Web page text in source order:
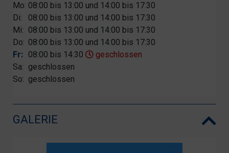
Mo: 08:00 bis 13:00 und 14:00 bis 17:30
Di:
08:00 bis 13:00 und 14:00 bis 17:30
Mi: 08:00 bis 13:00 und 14:00 bis 17:30
Do: 08:00 bis 13:00 und 14:00 bis 17:30
Fr:
08:00 bis 14:30
geschlossen
Sa: geschlossen
So: geschlossen
GALERIE